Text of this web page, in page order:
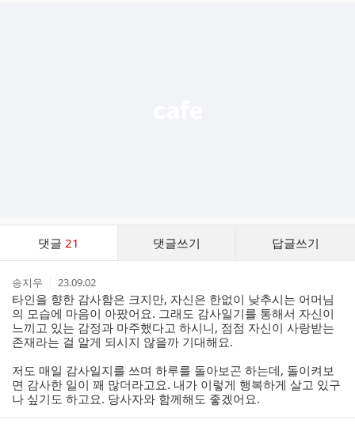
댓글21 댓글쓰기 답글쓰기
작
성
자
송지우
작
성
시
간
23.09.02
타인을 향한 감사함은 크지만, 자신은 한없이 낮추시는 어머님
의 모습에 마음이 아팠어요. 그래도 감사일기를 통해서 자신이
느끼고 있는 감정과 마주했다고 하시니, 점점 자신이 사랑받는
존재라는 걸 알게 되시지 않을까 기대해요.
저도 매일 감사일지를 쓰며 하루를 돌아보곤 하는데, 돌이켜보
면 감사한 일이 꽤 많더라고요. 내가 이렇게 행복하게 살고 있구
나 싶기도 하고요. 당사자와 함께해도 좋겠어요.